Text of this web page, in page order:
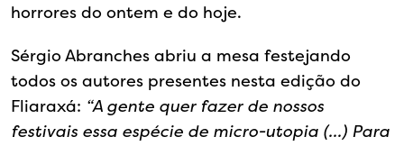
horrores do ontem e do hoje.
Sérgio Abranches abriu a mesa festejando
todos os autores presentes nesta edição do
Fliaraxá: “A gente quer fazer de nossos
festivais essa espécie de micro-utopia (…) Para